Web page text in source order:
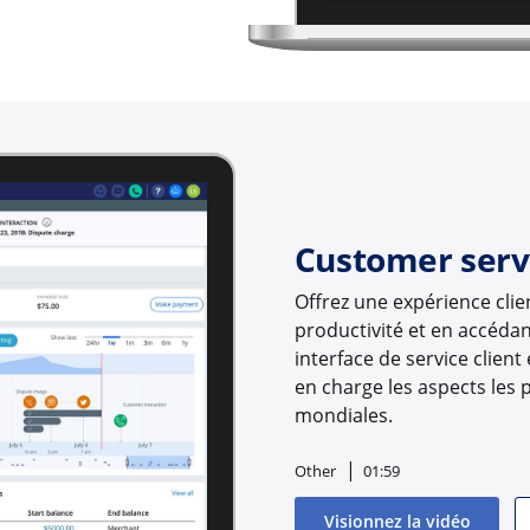
Customer
Offrez une expérience
productivité et en
interface de service
en charge les aspects les
mondiales.
Other 01:59
Visionnez la vidéo